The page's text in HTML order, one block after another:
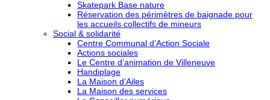
Skatepark Base nature
Réservation des périmètres de baignade pour
les accueils collectifs de mineurs
Social & solidarité
Centre Communal d’Action Sociale
Actions sociales
Le Centre d’animation de Villeneuve
Handiplage
La Maison d’Ailes
La Maison des services